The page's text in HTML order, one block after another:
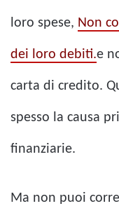
loro spese, Non
dei loro debiti.e
carta di credito.
spesso la causa
finanziarie.
Ma non puoi